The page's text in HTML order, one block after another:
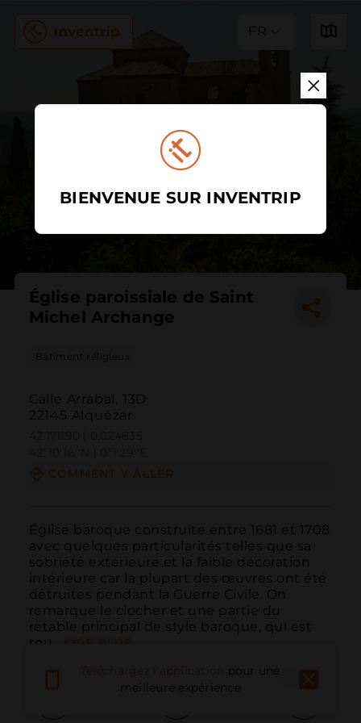
FR
Église paroissiale de Saint
Michel Archange
Bâtiment réligieux
Calle Arrabal, 13D
22145 Alquézar
Église baroque construite entre 1681 et 1708
avec quelques particularités telles que sa
sobriété extérieure et la faible décoration
intérieure car la plupart des œuvres ont été
détruites pendant la Guerre Civile. On
remarque le clocher et une partie du
retable principal de style baroque, qui est
tou...
pour une
meilleure expérience
BIENVENUE SUR INVENTRIP